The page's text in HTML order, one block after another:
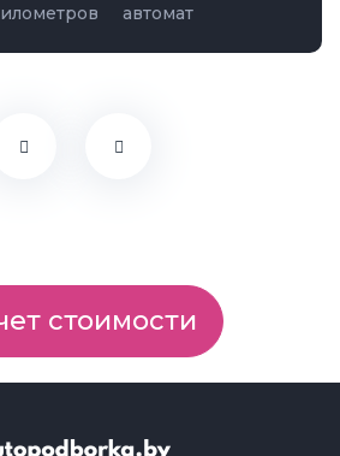
автомат
стоимости